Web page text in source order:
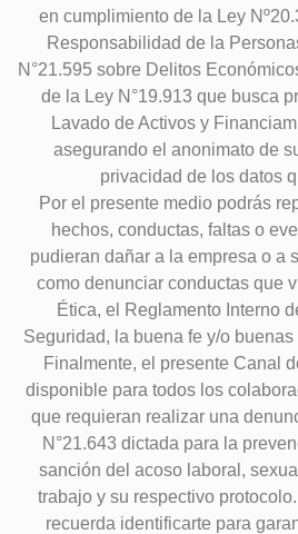
en cumplimiento de la Ley
Responsabilidad de la
N°21.595 sobre Delitos
de la Ley N°19.913 que busca
Lavado de Activos y
asegurando el anonimato de
privacidad de los datos
Por el presente medio podrás
hechos, conductas, faltas o
pudieran dañar a la empresa o a
como denunciar conductas que
Ética, el Reglamento Interno
Seguridad, la buena fe y/o
Finalmente, el presente Canal
disponible para todos los
que requieran realizar una
N°21.643 dictada para la
sanción del acoso laboral,
trabajo y su respectivo
recuerda identificarte para